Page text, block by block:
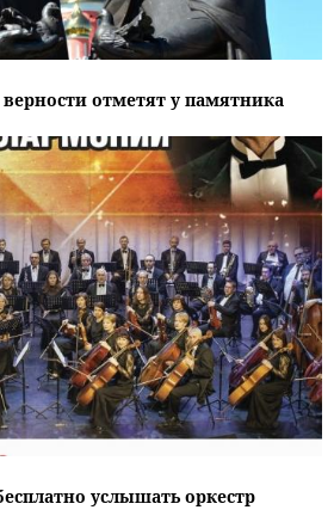
отметят у памятника
услышать оркестр